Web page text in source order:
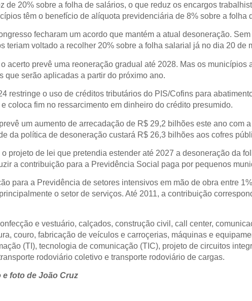
de 20% sobre a folha de salários, o que reduz os encargos
têm o benefício de alíquota previdenciária de 8% sobre a folha
fecharam um acordo que mantém a atual desoneração.
teriam voltado a recolher 20% sobre a folha salarial já no dia 20 de
acerto prevê uma reoneração gradual até 2028. Mas os municípios
que serão aplicadas a partir do próximo ano.
restringe o uso de créditos tributários do PIS/Cofins para
coloca fim no ressarcimento em dinheiro do crédito presumido.
um aumento de arrecadação de R$ 29,2 bilhões este ano com
da política de desoneração custará R$ 26,3 bilhões aos cofres
projeto de lei que pretendia estender até 2027 a desoneração da
a contribuição para a Previdência Social paga por pequenos
para a Previdência de setores intensivos em mão de obra entre
o setor de serviços. Até 2011, a contribuição
e vestuário, calçados, construção civil, call center,
couro, fabricação de veículos e carroçerias, máquinas e
(TI), tecnologia de comunicação (TIC), projeto de circuitos
rodoviário coletivo e transporte rodoviário de cargas.
e foto de João Cruz